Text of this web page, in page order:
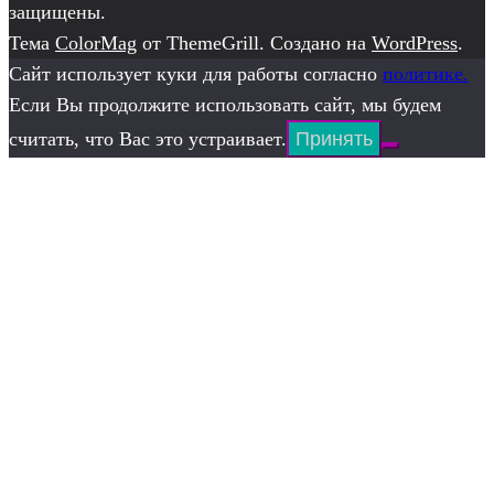
защищены.
Тема ColorMag от ThemeGrill. Создано на WordPress.
Сайт использует куки для работы согласно политике.
Если Вы продолжите использовать сайт, мы будем
считать, что Вас это устраивает. Принять